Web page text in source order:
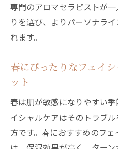
ー
エステの保湿ト
春にこそ必要なエ
で肌の調子を整える
エステでターンオ
の施術
専門のアロマセラピストが
りを選び、よりパーソナラ
れます。
春にぴったりなフェイ
ット
春は肌が敏感になりやすい
イシャルケアはそのトラブ
方です。春におすすめのフ